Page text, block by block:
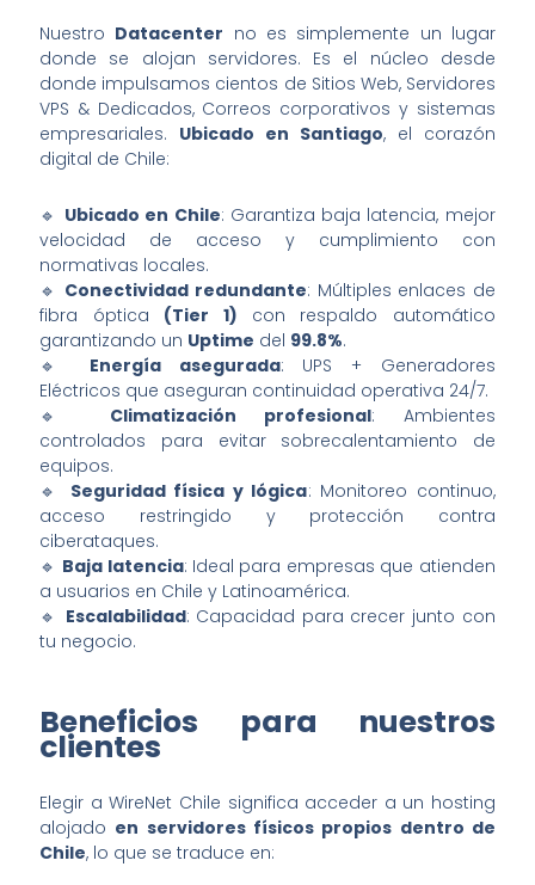
Nuestro Datacenter no es simplemente un lugar
donde se alojan servidores. Es el núcleo desde
donde impulsamos cientos de Sitios Web, Servidores
VPS & Dedicados, Correos corporativos y sistemas
empresariales. Ubicado en Santiago, el corazón
digital de Chile:
🔹 Ubicado en Chile: Garantiza baja latencia, mejor
velocidad de acceso y cumplimiento con
normativas locales.
🔹 Conectividad redundante: Múltiples enlaces de
fibra óptica (Tier 1) con respaldo automático
garantizando un Uptime del 99.8%.
🔹 Energía asegurada: UPS + Generadores
Eléctricos que aseguran continuidad operativa 24/7.
🔹 Climatización profesional: Ambientes
controlados para evitar sobrecalentamiento de
equipos.
🔹 Seguridad física y lógica: Monitoreo continuo,
acceso restringido y protección contra
ciberataques.
🔹 Baja latencia: Ideal para empresas que atienden
a usuarios en Chile y Latinoamérica.
🔹 Escalabilidad: Capacidad para crecer junto con
tu negocio.
Beneficios para nuestros
clientes
Elegir a WireNet Chile significa acceder a un hosting
alojado en servidores físicos propios dentro de
Chile, lo que se traduce en: